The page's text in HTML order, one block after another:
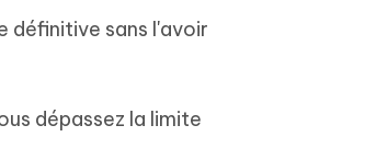
définitive sans l'avoir
dépassez la limite